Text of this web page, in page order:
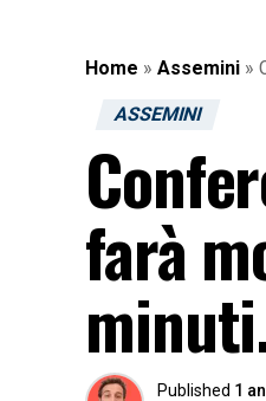
Home » Assemini »
ASSEMINI
farà
Published 1